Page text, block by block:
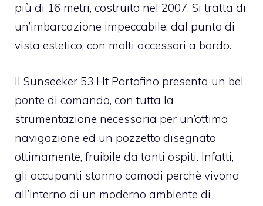
più di 16 metri, costruito nel 2007. Si tratta di
un’imbarcazione impeccabile, dal punto di
vista estetico, con molti accessori a bordo.
Il Sunseeker 53 Ht Portofino presenta un bel
ponte di comando, con tutta la
strumentazione necessaria per un’ottima
navigazione ed un pozzetto disegnato
ottimamente, fruibile da tanti ospiti. Infatti,
gli occupanti stanno comodi perchè vivono
all’interno di un moderno ambiente di